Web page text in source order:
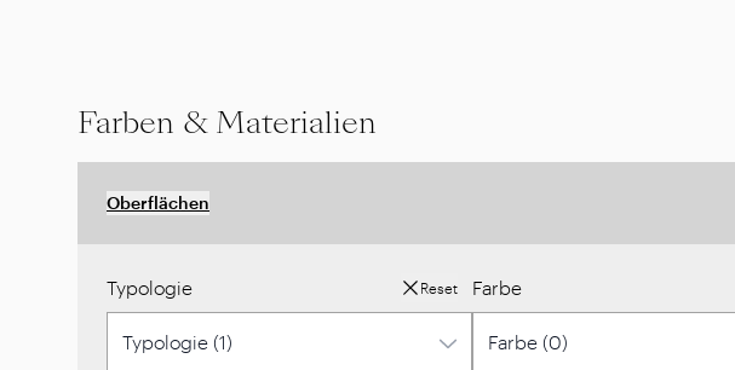
Farben & Materialien
Oberflächen
Typologie Reset Farbe